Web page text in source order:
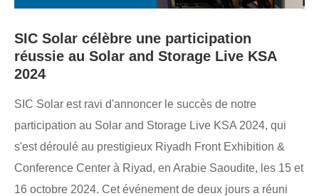
SIC Solar célèbre une participation
réussie au Solar and Storage Live KSA
2024
SIC Solar est ravi d'annoncer le succès de notre
participation au Solar and Storage Live KSA 2024, qui
s'est déroulé au prestigieux Riyadh Front Exhibition &
Conference Center à Riyad, en Arabie Saoudite, les 15 et
16 octobre 2024. Cet événement de deux jours a réuni